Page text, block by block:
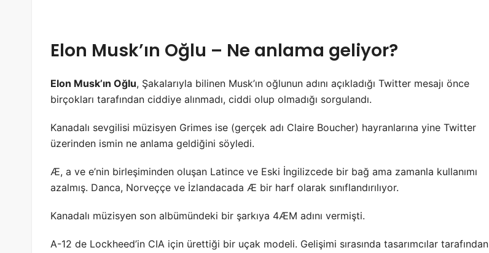
Elon Musk’ın Oğlu – Ne anlama geliyor?
Elon Musk’ın Oğlu, Şakalarıyla bilinen Musk’ın oğlunun adını açıkladığı Twitter mesajı önce
birçokları tarafından ciddiye alınmadı, ciddi olup olmadığı sorgulandı.
Kanadalı sevgilisi müzisyen Grimes ise (gerçek adı Claire Boucher) hayranlarına yine Twitter
üzerinden ismin ne anlama geldiğini söyledi.
Æ, a ve e’nin birleşiminden oluşan Latince ve Eski İngilizcede bir bağ ama zamanla kullanımı
azalmış. Danca, Norveççe ve İzlandacada Æ bir harf olarak sınıflandırılıyor.
Kanadalı müzisyen son albümündeki bir şarkıya 4ÆM adını vermişti.
A-12 de Lockheed’in CIA için ürettiği bir uçak modeli. Gelişimi sırasında tasarımcılar tarafından